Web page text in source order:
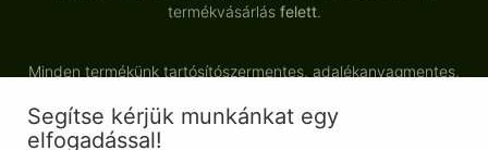
termékvásárlás felett.
Minden termékünk tartósítószermentes, adalékanyagmentes,
Segítse kérjük munkánkat egy
elfogadással!